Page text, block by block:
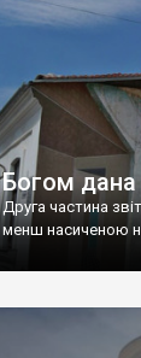
Богом дана
Друга частина
менш насиченою